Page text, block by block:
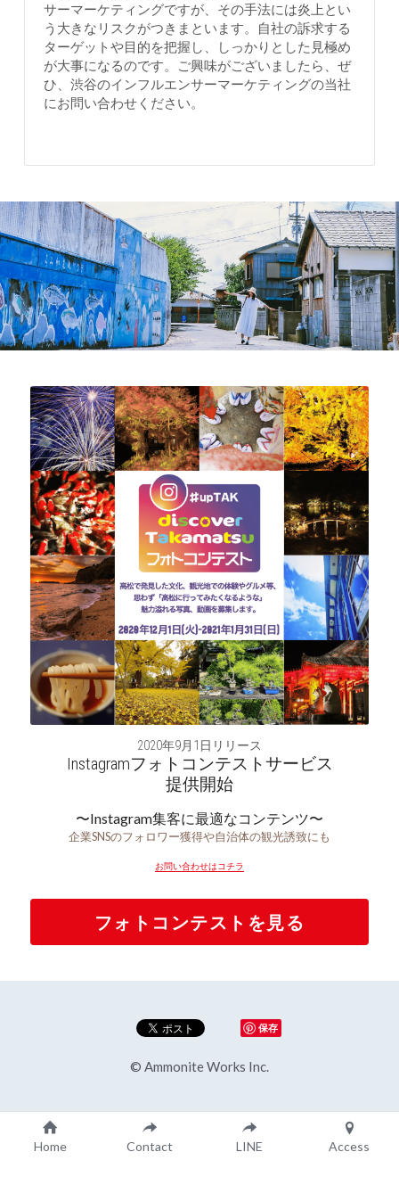
サーマーケティングですが、その手法には炎上とい
う大きなリスクがつきまといます。自社の訴求する
ターゲットや目的を把握し、しっかりとした見極め
が大事になるのです。ご興味がございましたら、ぜ
ひ、渋谷のインフルエンサーマーケティングの当社
にお問い合わせください。
2020年9月1日リリース
Instagramフォトコンテストサービス
提供開始
〜Instagram集客に最適なコンテンツ〜
企業SNSのフォロワー獲得や自治体の観光誘致にも
お問い合わせはコチラ
フォトコンテストを見る
保存
© Ammonite Works Inc.
Home Contact LINE Access